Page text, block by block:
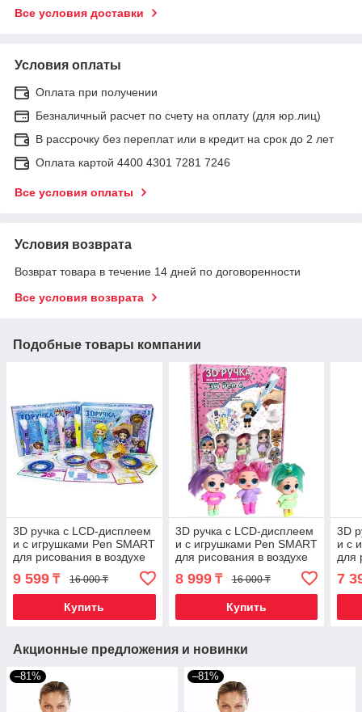
Все условия доставки
Условия оплаты
Оплата при получении
Безналичный расчет по счету на оплату (для юр.лиц)
В рассрочку без переплат или в кредит на срок до 2 лет
Оплата картой 4400 4301 7281 7246
Все условия оплаты
Условия возврата
Возврат товара в течение 14 дней по договоренности
Все условия возврата
Подобные товары компании
3D ручка с LCD-дисплеем
и с игрушками Pen SMART
для рисования в воздухе
(Холодное сердце)
9 599 ₸ 16 000 ₸
Купить
3D ручка с LCD-дисплеем
и с игрушками Pen SMART
для рисования в воздухе
8 999₸ 16 000 ₸
Купить
3D
и с
для
7
Акционные предложения и новинки
–81% –81%